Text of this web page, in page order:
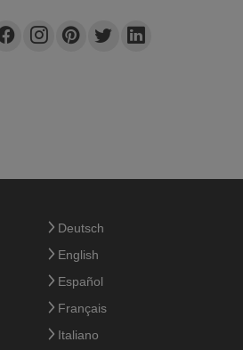
Deutsch
English
Español
Français
Italiano